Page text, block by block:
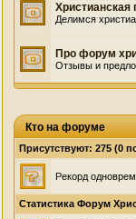
Христианская
Делимся
Про форум
Отзывы и
Кто на форуме
Присутствуют: 275 (0
Рекорд
Статистика Форум